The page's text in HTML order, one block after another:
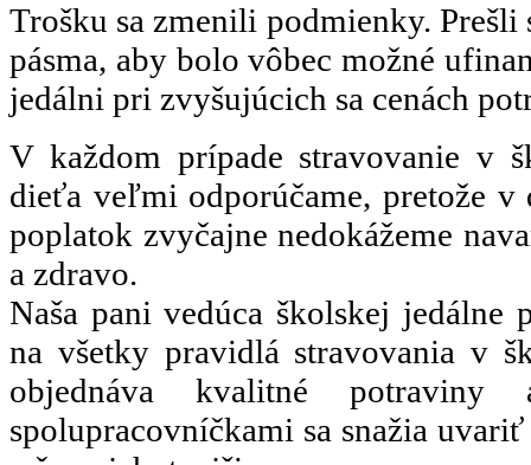
Trošku sa zmenili podmienky. Prešli
pásma, aby bolo vôbec možné
jedálni pri zvyšujúcich sa cenách
V každom prípade stravovanie v
dieťa veľmi odporúčame, pretože v
poplatok zvyčajne nedokážeme
a zdravo.
Naša pani vedúca školskej jedálne
na všetky pravidlá stravovania v
objednáva kvalitné
spolupracovníčkami sa snažia